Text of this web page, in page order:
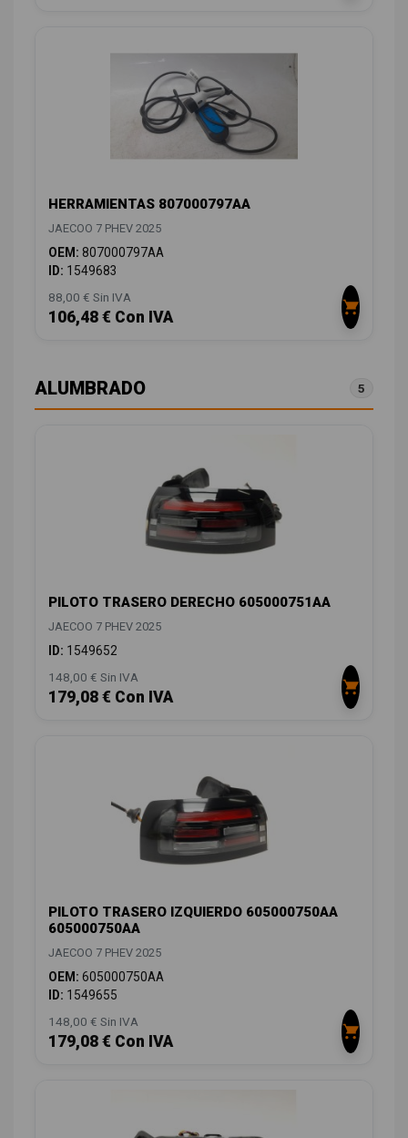
HERRAMIENTAS 807000797AA
JAECOO 7 PHEV 2025
OEM: 807000797AA
ID: 1549683
88,00 € Sin IVA
106,48 € Con IVA
ALUMBRADO 5
PILOTO TRASERO DERECHO 605000751AA
JAECOO 7 PHEV 2025
ID: 1549652
148,00 € Sin IVA
179,08 € Con IVA
PILOTO TRASERO IZQUIERDO 605000750AA
605000750AA
JAECOO 7 PHEV 2025
OEM: 605000750AA
ID: 1549655
148,00 € Sin IVA
179,08 € Con IVA